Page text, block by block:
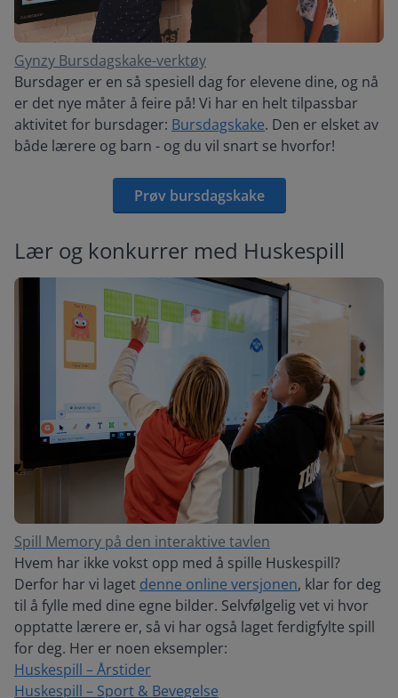
Gynzy Bursdagskake-verktøy
Bursdager er en så spesiell dag for elevene dine, og nå
er det nye måter å feire på! Vi har en helt tilpassbar
aktivitet for bursdager: Bursdagskake. Den er elsket av
både lærere og barn - og du vil snart se hvorfor!
Prøv bursdagskake
Lær og konkurrer med Huskespill
Spill Memory på den interaktive tavlen
Hvem har ikke vokst opp med å spille Huskespill?
Derfor har vi laget denne online versjonen, klar for deg
til å fylle med dine egne bilder. Selvfølgelig vet vi hvor
opptatte lærere er, så vi har også laget ferdigfylte spill
for deg. Her er noen eksempler:
Huskespill – Årstider
Huskespill – Sport & Bevegelse